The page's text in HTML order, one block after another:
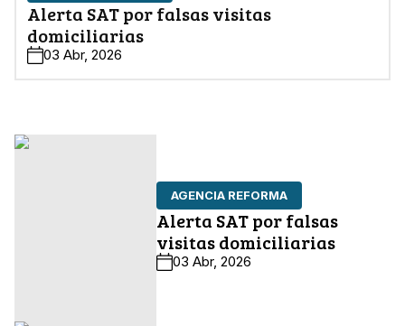
Alerta SAT por falsas visitas
domiciliarias
03 Abr, 2026
AGENCIA REFORMA
Alerta SAT por falsas
visitas domiciliarias
03 Abr, 2026